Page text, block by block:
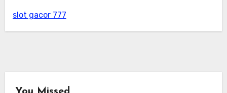
slot gacor 777